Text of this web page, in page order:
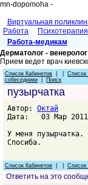
mn-dopomoha -
Виртуальная
Работа
Психотерапия
Работа-медикам
Дерматолог - венеролог
Прием ведет врач
Список Кабинетов Список
собеседники
Поиск
пузырчатка
Автор: Октай
Дата: 03 Мар
У меня пузырчатка.
Спосиба.
Список Кабинетов
Список
Ответить на это